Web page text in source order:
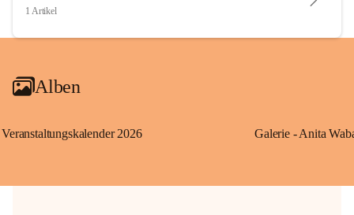
1 Artikel
Alben
Veranstaltungskalender 2026 Galerie - Anita